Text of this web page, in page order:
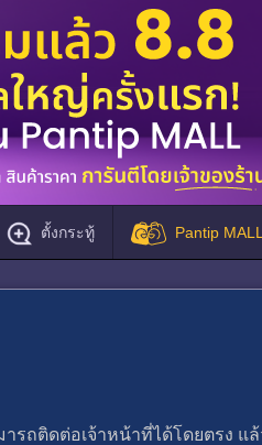
ตั้งกระทู้ Pantip MALL
รถติดต่อเจ้าหน้าที่ได้โดยตรง แ